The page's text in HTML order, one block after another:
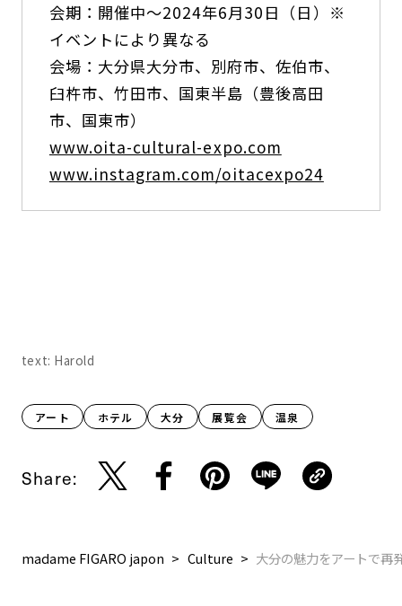
会期：開催中～2024年6月30日（日）※
イベントにより異なる
会場：大分県大分市、別府市、佐伯市、
臼杵市、竹田市、国東半島（豊後高田
市、国東市）
www.oita-cultural-expo.com
www.instagram.com/oitacexpo24
text: Harold
アート ホテル 大分 展覧会 温泉
Share:
madame FIGARO japon Culture 大分の魅力をアートで